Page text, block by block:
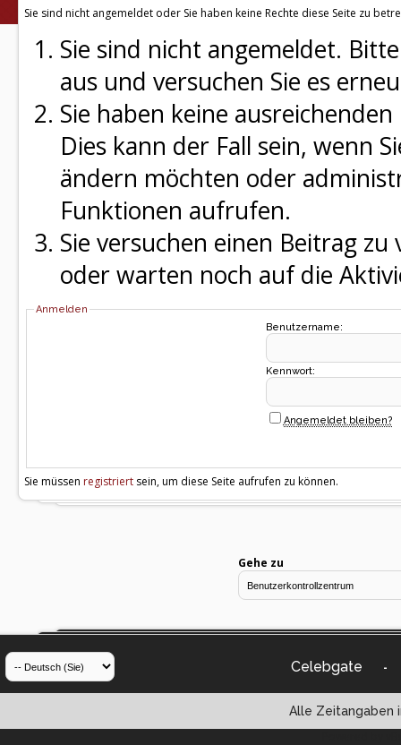
Sie sind nicht angemeldet oder Sie haben keine Rechte diese Seite zu
Sie sind nicht angemeldet.
aus und versuchen Sie es
Sie haben keine
Dies kann der Fall sein, wenn
ändern möchten oder
Funktionen aufrufen.
Sie versuchen einen Beitrag
oder warten noch auf die
Anmelden
Benutzername:
Kennwort:
Angemeldet bleiben?
Sie müssen registriert sein, um diese Seite aufrufen zu können.
Gehe zu
Celebgate -
Alle Zeitangaben